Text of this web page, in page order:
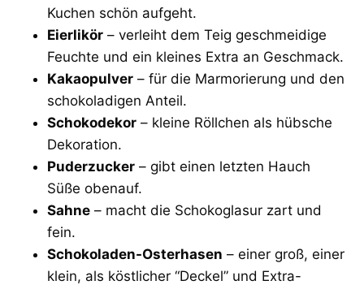
Kuchen schön aufgeht.
Eierlikör – verleiht dem Teig geschmeidige
Feuchte und ein kleines Extra an Geschmack.
Kakaopulver – für die Marmorierung und den
schokoladigen Anteil.
Schokodekor – kleine Röllchen als hübsche
Dekoration.
Puderzucker – gibt einen letzten Hauch
Süße obenauf.
Sahne – macht die Schokoglasur zart und
fein.
Schokoladen-Osterhasen – einer groß, einer
klein, als köstlicher “Deckel” und Extra-